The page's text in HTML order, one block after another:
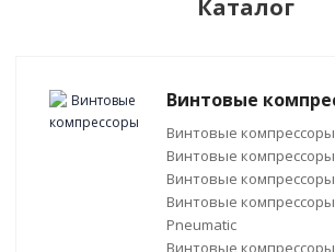
Каталог
Винтовые
Винтовые
Винтовые компрессоры
Винтовые
Винтовые компрессоры
Pneumatic
Винтовые